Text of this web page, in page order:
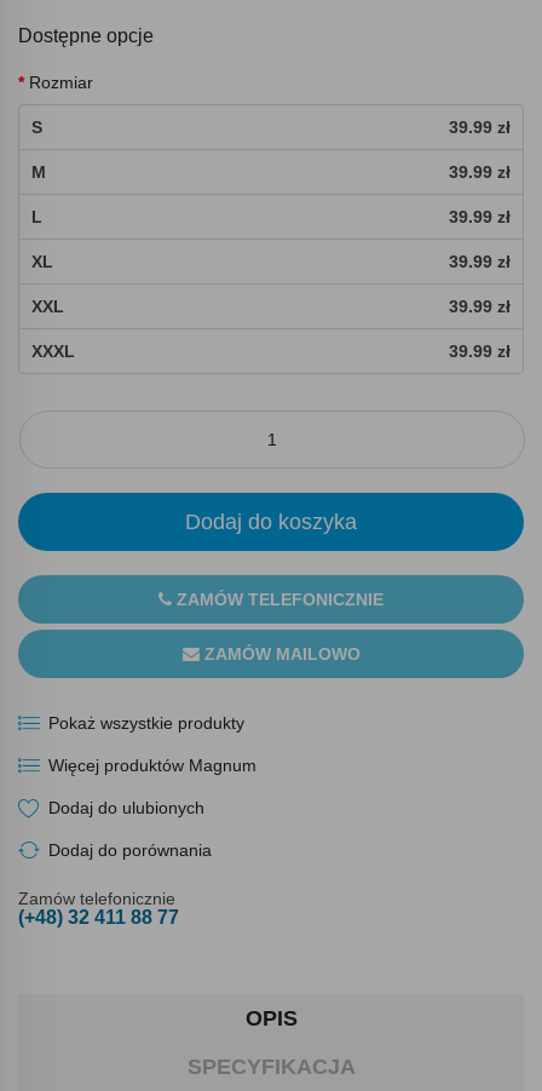
Dostępne opcje
Rozmiar
S 39.99 zł
M 39.99 zł
L 39.99 zł
XL 39.99 zł
XXL 39.99 zł
XXXL 39.99 zł
Dodaj do koszyka
ZAMÓW TELEFONICZNIE
ZAMÓW MAILOWO
Pokaż wszystkie produkty
Więcej produktów Magnum
Dodaj do ulubionych
Dodaj do porównania
Zamów telefonicznie
(+48) 32 411 88 77
OPIS
SPECYFIKACJA